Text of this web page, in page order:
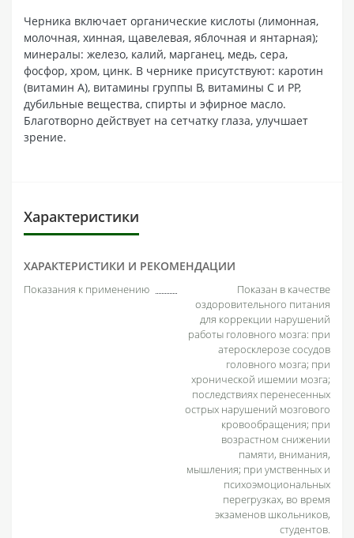
Черника включает органические кислоты (лимонная,
молочная, хинная, щавелевая, яблочная и янтарная);
минералы: железо, калий, марганец, медь, сера,
фосфор, хром, цинк. В чернике присутствуют: каротин
(витамин А), витамины группы В, витамины С и РР,
дубильные вещества, спирты и эфирное масло.
Благотворно действует на сетчатку глаза, улучшает
зрение.
Характеристики
ХАРАКТЕРИСТИКИ И РЕКОМЕНДАЦИИ
Показания к применению
Показан в качестве
оздоровительного питания
для коррекции нарушений
работы головного мозга: при
атеросклерозе сосудов
головного мозга; при
хронической ишемии мозга;
последствиях перенесенных
острых нарушений мозгового
кровообращения; при
возрастном снижении
памяти, внимания,
мышления; при умственных и
психоэмоциональных
перегрузках, во время
экзаменов школьников,
студентов.